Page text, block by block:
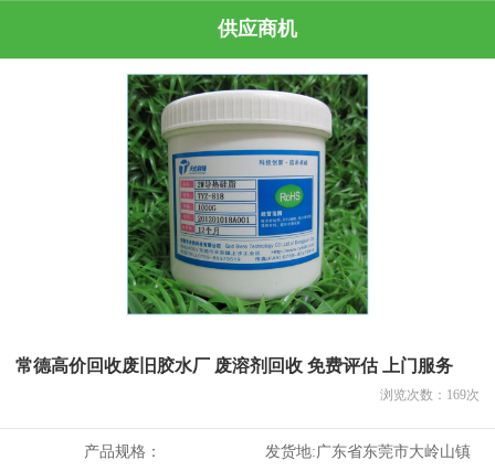
供应商机
常德高价回收废旧胶水厂 废溶剂回收 免费评估 上门服务
浏览次数： 169次
产品规格： 发货地:广东省东莞市大岭山镇